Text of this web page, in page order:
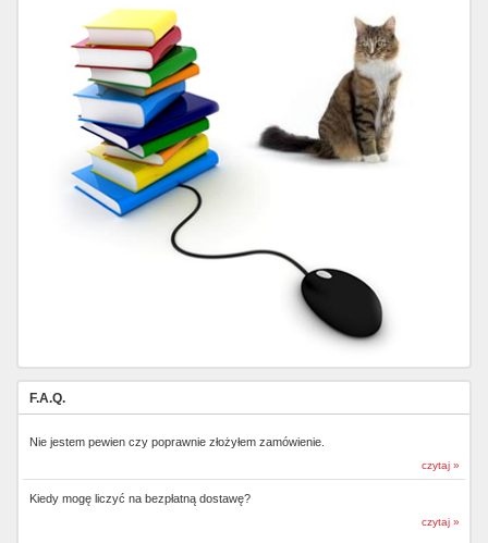
F.A.Q.
Nie jestem pewien czy poprawnie złożyłem zamówienie.
czytaj »
Kiedy mogę liczyć na bezpłatną dostawę?
czytaj »